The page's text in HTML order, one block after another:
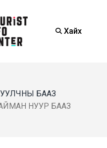
Хайх
БААЗ
НУУР БААЗ